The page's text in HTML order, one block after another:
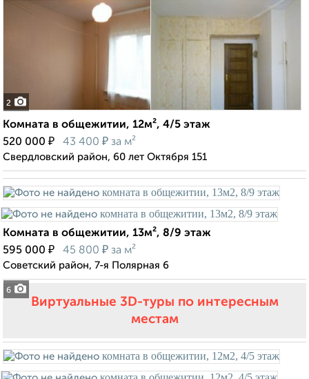
2
Комната в общежитии, 12м², 4/5 этаж
520 000 ₽ 43 400 ₽ за м²
Свердловский район, 60 лет Октября 151
6
Комната в общежитии, 13м², 8/9 этаж
595 000 ₽ 45 800 ₽ за м²
Советский район, 7-я Полярная 6
Виртуальные 3D-туры по интересным
местам